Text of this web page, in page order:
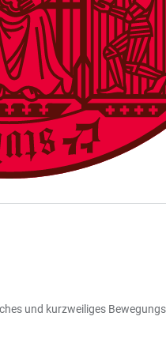
treffen
und kurzweiliges